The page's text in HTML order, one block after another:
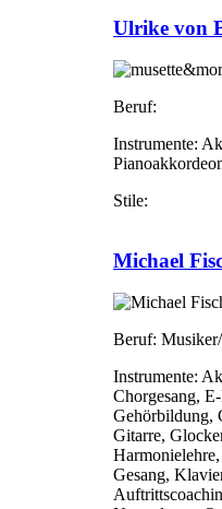
Ulrike von
Beruf:
Instrumente:
Stile:
Michael
Beruf:
Instrumente:
Chorgesang,
Gehörbildung,
Gitarre,
Gesang,